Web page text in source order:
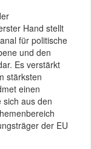
Hand stellt
für politische
und den
Es verstärkt
stärksten
einen
sich aus den
der EU